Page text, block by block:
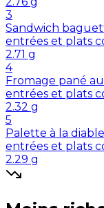
3
Sandwich
entrées et plats
2.71 g
4
Fromage pané
entrées et plats
2.32 g
5
Palette à la
entrées et plats
2.29 g